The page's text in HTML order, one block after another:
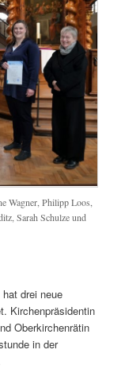
Wagner, Philipp Loos,
Sarah Schulze und
drei neue
Kirchenpräsidentin
Oberkirchenrätin
in der